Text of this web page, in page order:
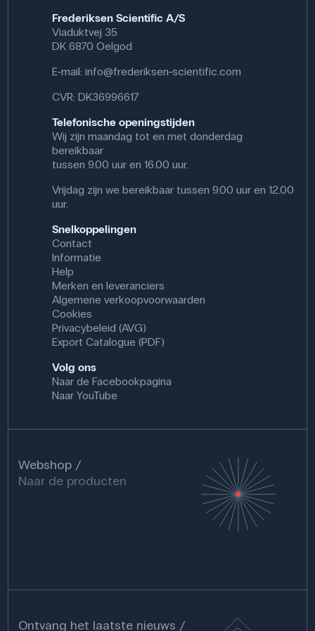
Frederiksen Scientific A/S
Viaduktvej 35
DK 6870 Oelgod
E-mail:info@frederiksen-scientific.com
CVR: DK36996617
Telefonische openingstijden
Wij zijn maandag tot en met donderdag
bereikbaar
tussen 9.00 uur en 16.00 uur.
Vrijdag zijn we bereikbaar tussen 9.00 uur en 12.00
uur.
Snelkoppelingen
Contact
Informatie
Help
Merken en leveranciers
Algemene verkoopvoorwaarden
Cookies
Privacybeleid (AVG)
Export Catalogue (PDF)
Volg ons
Naar de Facebookpagina
Naar YouTube
Webshop
Naar de producten
Ontvang het laatste nieuws